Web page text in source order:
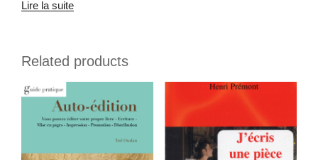
Lire la suite
Related products